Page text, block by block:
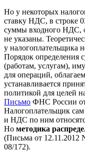
Но у некоторых
ставку НДС, в строке
суммы входного НДС,
не указаны.
у налогоплательщика
Порядок определения
(работам, услугам),
для операций,
устанавливается
политикой для целей
Письмо ФНС России
Налогоплательщик
и НДС по ним
Но методика
(Письма от 12.11.2012
08/172).